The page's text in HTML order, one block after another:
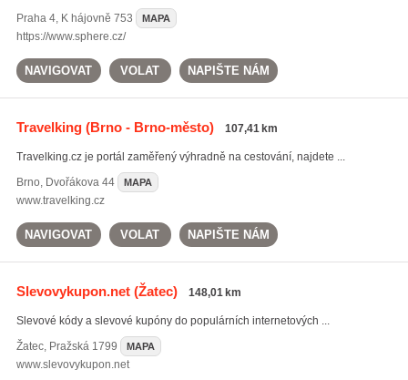
Praha 4, K hájovně 753 MAPA
https://www.sphere.cz/
NAVIGOVAT VOLAT NAPIŠTE NÁM
Travelking(Brno - Brno-město) 107,41 km
Travelking.cz je portál zaměřený výhradně na cestování, najdete ...
Brno, Dvořákova 44 MAPA
www.travelking.cz
NAVIGOVAT VOLAT NAPIŠTE NÁM
Slevovykupon.net(Žatec) 148,01 km
Slevové kódy a slevové kupóny do populárních internetových ...
Žatec, Pražská 1799 MAPA
www.slevovykupon.net